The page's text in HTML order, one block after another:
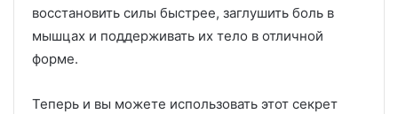
восстановить силы быстрее, заглушить боль в
мышцах и поддерживать их тело в отличной
форме.
Теперь и вы можете использовать этот секрет